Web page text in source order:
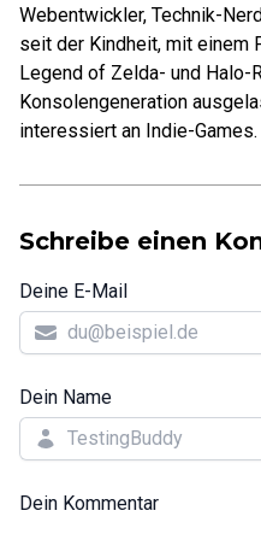
Webentwickler, Technik-
seit der Kindheit, mit einem
Legend of Zelda- und Halo-
Konsolengeneration
interessiert an Indie-Games.
Schreibe einen
Deine E-Mail
Dein Name
Dein Kommentar